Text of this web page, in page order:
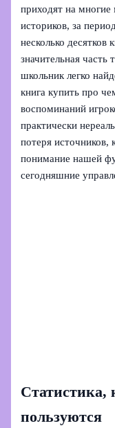
приходят на
историков, за
несколько
значительная часть
школьник легко
книга купить про
воспоминаний
практически
потеря
понимание нашей
сегодняшние
Статистика,
пользуются